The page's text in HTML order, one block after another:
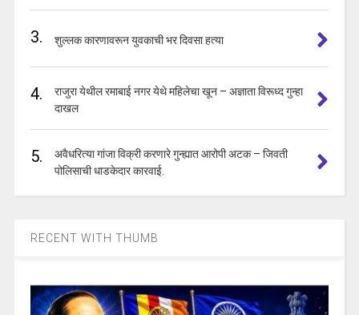
3. शुल्लक कारणावरून युवकाची भर दिवसा हत्या
4.
राजुरा येथील रमाबाई नगर येथे महिलेचा खून – अज्ञाता विरूध्द गुन्हा
दाखल
5.
अवैधरित्या गांजा विक्री करणारे गुन्ह्यात आरोपी अटक – जिवती
पोलिसाची धाडकेदार कारवाई.
RECENT WITH THUMB